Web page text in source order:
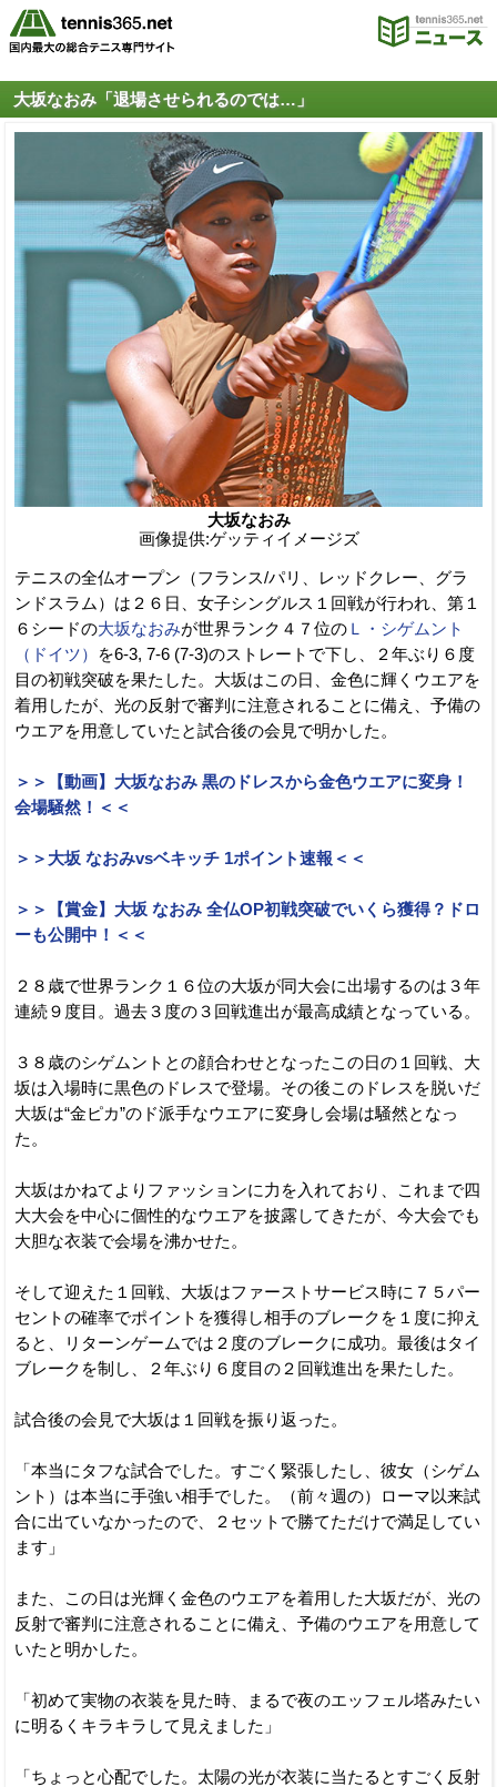
大坂なおみ「退場させられるのでは…」
大坂なおみ
画像提供:ゲッティイメージズ
テニスの全仏オープン（フランス/パリ、レッドクレー、グラ
ンドスラム）は２６日、女子シングルス１回戦が行われ、第１
６シードの大坂なおみが世界ランク４７位の Ｌ・シゲムント
（ドイツ）
を6-3, 7-6 (7-3)のストレートで下し、２年ぶり６度
目の初戦突破を果たした。大坂はこの日、金色に輝くウエアを
着用したが、光の反射で審判に注意されることに備え、予備の
ウエアを用意していたと試合後の会見で明かした。
＞＞【動画】大坂なおみ 黒のドレスから金色ウエアに変身！
会場騒然！＜＜
＞＞大坂 なおみvsベキッチ 1ポイント速報＜＜
＞＞【賞金】大坂 なおみ 全仏OP初戦突破でいくら獲得？ドロ
ーも公開中！＜＜
２８歳で世界ランク１６位の大坂が同大会に出場するのは３年
連続９度目。過去３度の３回戦進出が最高成績となっている。
３８歳のシゲムントとの顔合わせとなったこの日の１回戦、大
坂は入場時に黒色のドレスで登場。その後このドレスを脱いだ
大坂は“金ピカ”のド派手なウエアに変身し会場は騒然となっ
た。
大坂はかねてよりファッションに力を入れており、これまで四
大大会を中心に個性的なウエアを披露してきたが、今大会でも
大胆な衣装で会場を沸かせた。
そして迎えた１回戦、大坂はファーストサービス時に７５パー
セントの確率でポイントを獲得し相手のブレークを１度に抑え
ると、リターンゲームでは２度のブレークに成功。最後はタイ
ブレークを制し、２年ぶり６度目の２回戦進出を果たした。
試合後の会見で大坂は１回戦を振り返った。
「本当にタフな試合でした。すごく緊張したし、彼女（シゲム
ント）は本当に手強い相手でした。（前々週の）ローマ以来試
合に出ていなかったので、２セットで勝てただけで満足してい
ます」
また、この日は光輝く金色のウエアを着用した大坂だが、光の
反射で審判に注意されることに備え、予備のウエアを用意して
いたと明かした。
「初めて実物の衣装を見た時、まるで夜のエッフェル塔みたい
に明るくキラキラして見えました」
「ちょっと心配でした。太陽の光が衣装に当たるとすごく反射